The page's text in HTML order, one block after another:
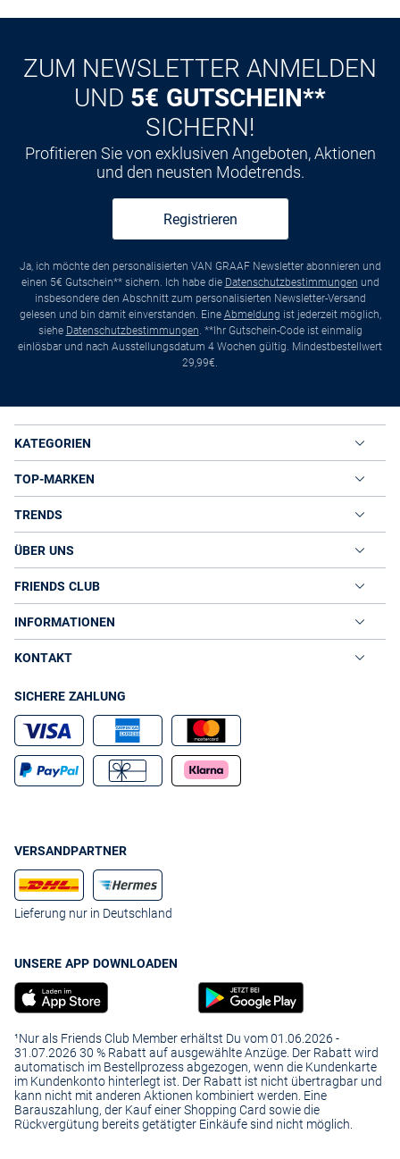
ZUM NEWSLETTER ANMELDEN
UND 5€ GUTSCHEIN**
SICHERN!
Profitieren Sie von exklusiven Angeboten, Aktionen
und den neusten Modetrends.
Registrieren
Ja, ich möchte den personalisierten VAN GRAAF Newsletter abonnieren und
einen 5€ Gutschein** sichern. Ich habe die Datenschutzbestimmungen und
insbesondere den Abschnitt zum personalisierten Newsletter-Versand
gelesen und bin damit einverstanden. Eine Abmeldung ist jederzeit möglich,
siehe Datenschutzbestimmungen. **Ihr Gutschein-Code ist einmalig
einlösbar und nach Ausstellungsdatum 4 Wochen gültig. Mindestbestellwert
29,99€.
KATEGORIEN
TOP-MARKEN
TRENDS
ÜBER UNS
FRIENDS CLUB
INFORMATIONEN
KONTAKT
SICHERE ZAHLUNG
VERSANDPARTNER
Lieferung nur in Deutschland
UNSERE APP DOWNLOADEN
¹Nur als Friends Club Member erhältst Du vom 01.06.2026 -
31.07.2026 30 % Rabatt auf ausgewählte Anzüge. Der Rabatt wird
automatisch im Bestellprozess abgezogen, wenn die Kundenkarte
im Kundenkonto hinterlegt ist. Der Rabatt ist nicht übertragbar und
kann nicht mit anderen Aktionen kombiniert werden. Eine
Barauszahlung, der Kauf einer Shopping Card sowie die
Rückvergütung bereits getätigter Einkäufe sind nicht möglich.